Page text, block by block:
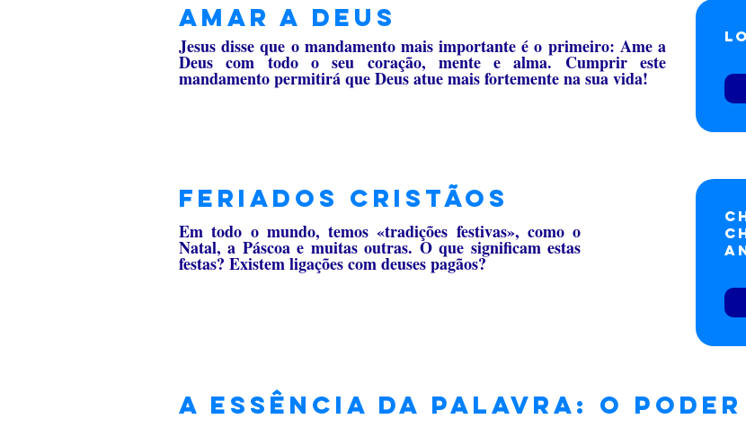
Amar a Deus
Jesus disse que o mandamento mais importante é o primeiro: Ame a
Deus com todo o seu coração, mente e alma. Cumprir este
mandamento permitirá que Deus atue mais fortemente na sua vida!
feriados cristãos
Em todo o mundo, temos «tradições festivas», como o
Natal, a Páscoa e muitas outras. O que significam estas
festas? Existem ligações com deuses pagãos?
A essência da Palavra: O poder